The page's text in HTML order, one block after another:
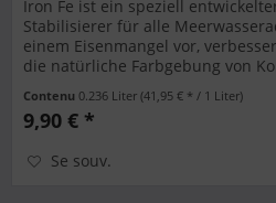
Iron Fe ist ein speziell
Stabilisierer für alle
einem Eisenmangel vor,
die natürliche Farbgebung von
Contenu 0.236 Liter(41,95 € * / 1 Liter)
9,90 € *
Se souv.